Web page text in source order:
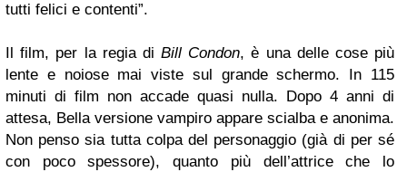
tutti felici e contenti”.
Il film, per la regia di Bill Condon, è una delle cose più
lente e noiose mai viste sul grande schermo. In 115
minuti di film non accade quasi nulla. Dopo 4 anni di
attesa, Bella versione vampiro appare scialba e anonima.
Non penso sia tutta colpa del personaggio (già di per sé
con poco spessore), quanto più dell’attrice che lo